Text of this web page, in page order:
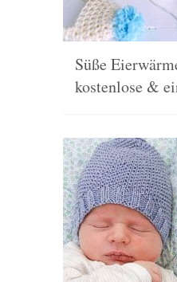
Süße
kostenlose &